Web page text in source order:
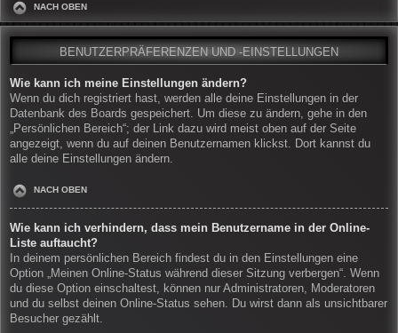
NACH OBEN
BENUTZERPRÄFERENZEN UND -EINSTELLUNGEN
Wie kann ich meine Einstellungen ändern?
Wenn du dich registriert hast, werden alle deine Einstellungen in der
Datenbank des Boards gespeichert. Um diese zu ändern, gehe in den
„Persönlichen Bereich“; der Link dazu wird meist oben auf der Seite
angezeigt, wenn du auf deinen Benutzernamen klickst. Dort kannst du
alle deine Einstellungen ändern.
NACH OBEN
Wie kann ich verhindern, dass mein Benutzername in der Online-
Liste auftaucht?
In deinem persönlichen Bereich findest du in den Einstellungen eine
Option „Meinen Online-Status während dieser Sitzung verbergen“. Wenn
du diese Option einschaltest, können nur Administratoren, Moderatoren
und du selbst deinen Online-Status sehen. Du wirst dann als unsichtbarer
Besucher gezählt.